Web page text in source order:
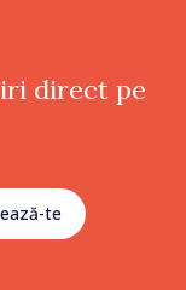
direct pe
te